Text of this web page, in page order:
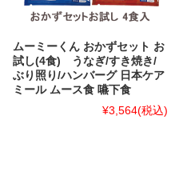
ムーミーくん おかずセット お
試し(4食) うなぎ/すき焼き/
ぶり照り/ハンバーグ 日本ケア
ミール ムース食 嚥下食
¥3,564(税込)